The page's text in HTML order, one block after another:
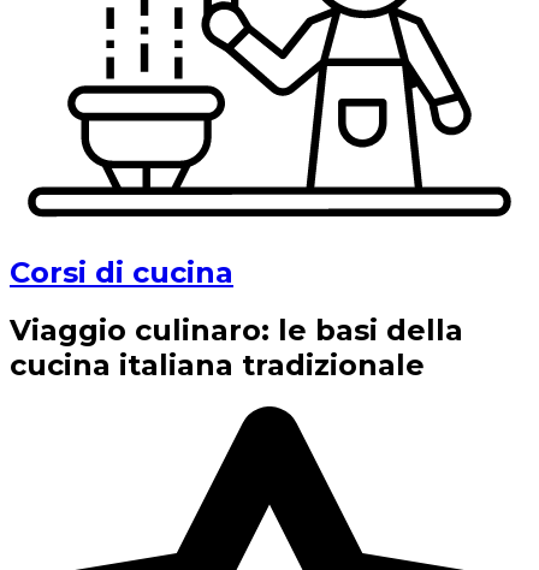
Corsi di cucina
Viaggio culinaro: le basi della
cucina italiana tradizionale